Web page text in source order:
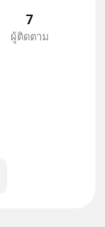
7
ผู้ติดตาม